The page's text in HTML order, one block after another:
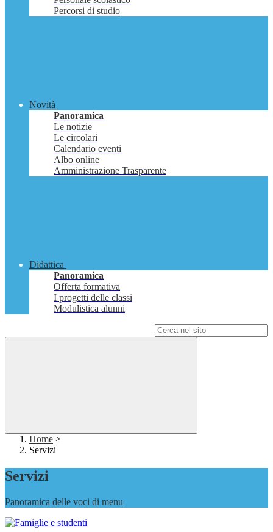
Percorsi di studio
Novità
Panoramica
Le notizie
Le circolari
Calendario eventi
Albo online
Amministrazione Trasparente
Didattica
Panoramica
Offerta formativa
I progetti delle classi
Modulistica alunni
Home >
Servizi
Servizi
Panoramica delle voci di menu